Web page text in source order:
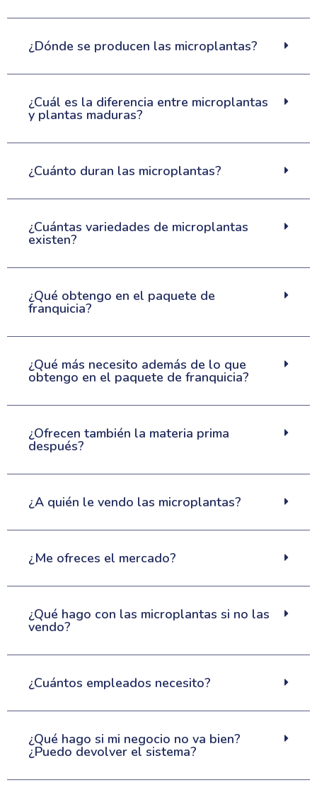
¿Dónde se producen las microplantas?
¿Cuál es la diferencia entre microplantas
y plantas maduras?
¿Cuánto duran las microplantas?
¿Cuántas variedades de microplantas
existen?
¿Qué obtengo en el paquete de
franquicia?
¿Qué más necesito además de lo que
obtengo en el paquete de franquicia?
¿Ofrecen también la materia prima
después?
¿A quién le vendo las microplantas?
¿Me ofreces el mercado?
¿Qué hago con las microplantas si no las
vendo?
¿Cuántos empleados necesito?
¿Qué hago si mi negocio no va bien?
¿Puedo devolver el sistema?